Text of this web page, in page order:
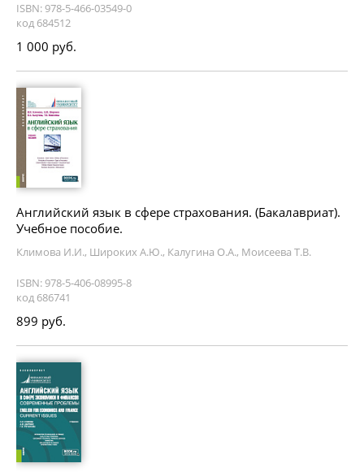
ISBN: 978-5-466-03549-0
код 684512
1 000 руб.
Английский язык в сфере страхования. (Бакалавриат).
Учебное пособие.
Климова И.И., Широких А.Ю., Калугина О.А., Моисеева Т.В.
ISBN: 978-5-406-08995-8
код 686741
899 руб.